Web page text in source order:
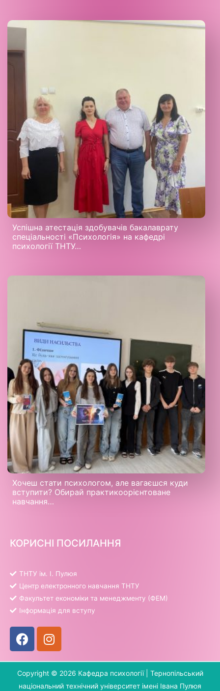
Успішна атестація здобувачів бакалаврату
спеціальності «Психологія» на кафедрі
психології ТНТУ…
Хочеш стати психологом, але вагаєшся куди
вступити? Обирай практикоорієнтоване
навчання…
КОРИСНІ ПОСИЛАННЯ
ТНТУ ім. І. Пулюя
Центр електронного навчання ТНТУ
Факультет економіки та менеджменту (ФЕМ)
Інформація для вступу
Copyright © 2026 Кафедра психології | Тернопільський
національний технічний університет імені Івана Пулюя